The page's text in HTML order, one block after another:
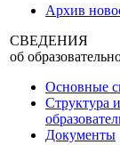
Архив
СВЕДЕНИЯ
об
Основные
Структура
Документы